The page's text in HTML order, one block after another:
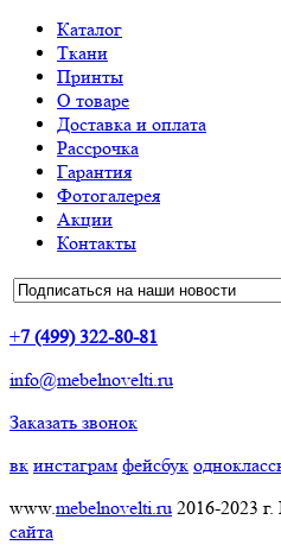
Каталог
Ткани
Принты
О товаре
Доставка и оплата
Рассрочка
Гарантия
Фотогалерея
Акции
Контакты
+7 (499) 322-80-81
info@mebelnovelti.ru
Заказать звонок
вк инстаграм фейсбук
www.mebelnovelti.ru 2016-2023
сайта